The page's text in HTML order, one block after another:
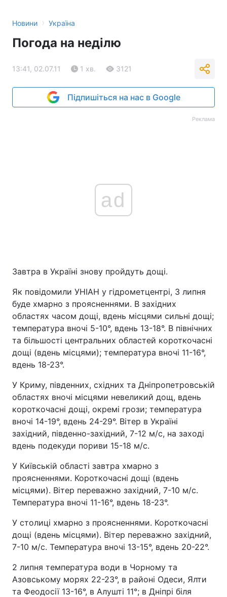
Новини › Україна
Погода на неділю
13:41, 02.07.11 1 хв. 3121
Підпишіться на нас в Google
Реклама
ad
Завтра в Україні знову пройдуть дощі.
Як повідомили УНІАН у гідрометцентрі, 3 липня
буде хмарно з проясненнями. В західних
областях часом дощі, вдень місцями сильні дощі;
температура вночі 5-10°, вдень 13-18°. В північних
та більшості центральних областей короткочасні
дощі (вдень місцями); температура вночі 11-16°,
вдень 18-23°.
У Криму, південних, східних та Дніпропетровській
областях вночі місцями невеликий дощ, вдень
короткочасні дощі, окремі грози; температура
вночі 14-19°, вдень 24-29°. Вітер в Україні
західний, південно-західний, 7-12 м/с, на заході
вдень подекуди пориви 15-18 м/с.
У Київській області завтра хмарно з
проясненнями. Короткочасні дощі (вдень
місцями). Вітер переважно західний, 7-10 м/с.
Температура вночі 11-16°, вдень 18-23°.
У столиці хмарно з проясненнями. Короткочасні
дощі (вдень місцями). Вітер переважно західний,
7-10 м/с. Температура вночі 13-15°, вдень 20-22°.
2 липня температура води в Чорному та
Азовському морях 22-23°, в районі Одеси, Ялти
та Феодосії 13-16°, в Алушті 11°; в Дніпрі біля